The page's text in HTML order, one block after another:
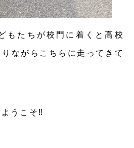
もたちが校門に着くと高校
ながらこちらに走ってきて
うこそ‼︎